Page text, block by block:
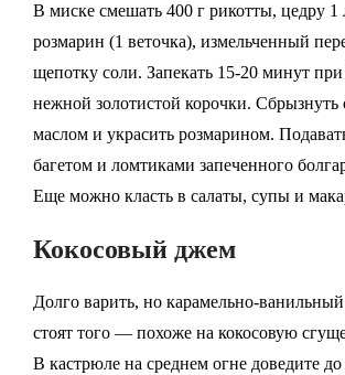
В миске смешать 400 г рикотты, цедру 1
розмарин (1 веточка), измельченный
щепотку соли. Запекать 15-20 минут
нежной золотистой корочки.
маслом и украсить розмарином.
багетом и ломтиками запеченного
Еще можно класть в салаты, супы и
Кокосовый джем
Долго варить, но карамельно-
стоят того — похоже на кокосовую
В кастрюле на среднем огне доведите